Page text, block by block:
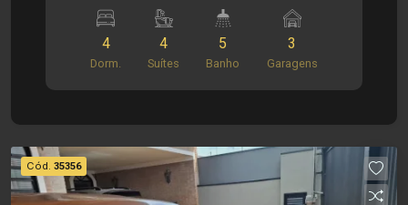
aproveitamento dos espaços Principais
informações do imóvel: Sobrado da frente - Sala
- Cozinha - Lavanderia - 02 suítes - 01 lavabo -
01 vaga de veículo Casa dos fundos - Sala -
Dimensões: - Área terreno: 200,00m² - Área
construida: 205,00m² Localização privilegiada: -
Situado no Jardim Santa Cecilia, área tranquila e
4
Dorm.
4
Suítes
5
Banho
3
Garagens
Cód. 35356